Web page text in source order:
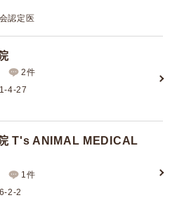
認定医
2件
4-27
T's ANIMAL MEDICAL
1件
2-2